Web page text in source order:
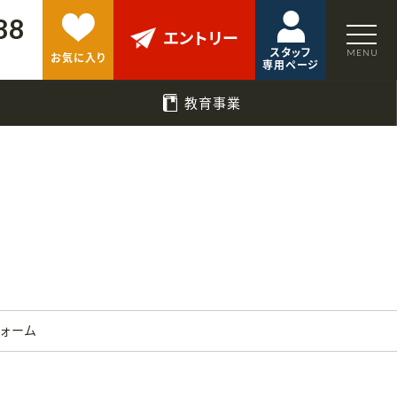
お気に入り
エントリー
スタッフ
専用ページ
教育事業
ーム